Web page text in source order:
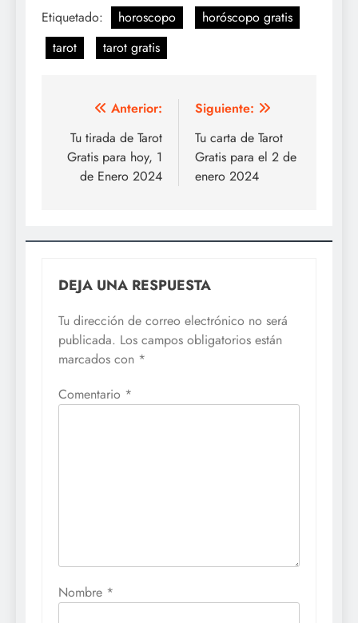
Etiquetado: horoscopo
horóscopo gratis
tarot
tarot gratis
Navegación
de
entradas
Anterior:
Tu tirada de Tarot
Gratis para hoy, 1
de Enero 2024
Siguiente:
Tu carta de Tarot
Gratis para el 2 de
enero 2024
DEJA UNA RESPUESTA
Tu dirección de correo electrónico no será
publicada. Los campos obligatorios están
marcados con *
Comentario *
Nombre *